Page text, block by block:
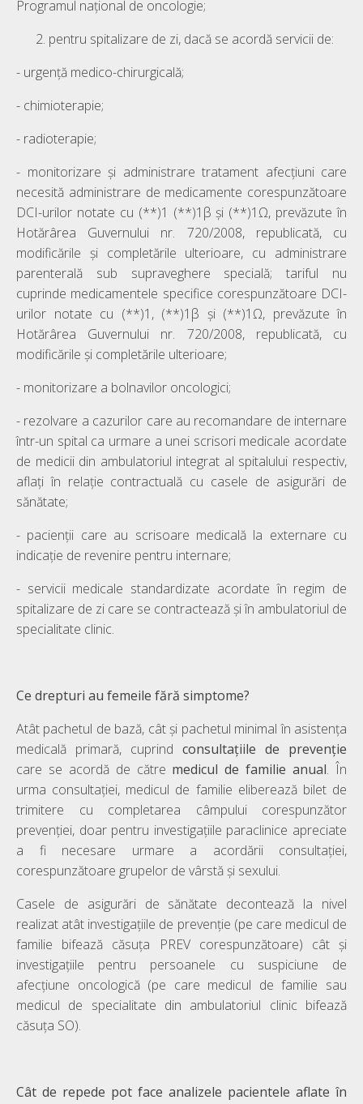
Programul naţional de oncologie;
pentru spitalizare de zi, dacă se acordă servicii de:
- urgenţă medico-chirurgicală;
- chimioterapie;
- radioterapie;
- monitorizare şi administrare tratament afecţiuni care
necesită administrare de medicamente corespunzătoare
DCI-urilor notate cu (**)1 (**)1β şi (**)1Ω, prevăzute în
Hotărârea Guvernului nr. 720/2008, republicată, cu
modificările şi completările ulterioare, cu administrare
parenterală sub supraveghere specială; tariful nu
cuprinde medicamentele specifice corespunzătoare DCI-
urilor notate cu (**)1, (**)1β şi (**)1Ω, prevăzute în
Hotărârea Guvernului nr. 720/2008, republicată, cu
modificările şi completările ulterioare;
- monitorizare a bolnavilor oncologici;
- rezolvare a cazurilor care au recomandare de internare
într-un spital ca urmare a unei scrisori medicale acordate
de medicii din ambulatoriul integrat al spitalului respectiv,
aflaţi în relaţie contractuală cu casele de asigurări de
sănătate;
- pacienţii care au scrisoare medicală la externare cu
indicaţie de revenire pentru internare;
- servicii medicale standardizate acordate în regim de
spitalizare de zi care se contractează şi în ambulatoriul de
specialitate clinic.
Ce drepturi au femeile fără simptome?
Atât pachetul de bază, cât și pachetul minimal în asistența
medicală primară, cuprind consultațiile de prevenție
care se acordă de către medicul de familie anual. În
urma consultației, medicul de familie eliberează bilet de
trimitere cu completarea câmpului corespunzător
prevenţiei, doar pentru investigaţiile paraclinice apreciate
a fi necesare urmare a acordării consultaţiei,
corespunzătoare grupelor de vârstă şi sexului.
Casele de asigurări de sănătate decontează la nivel
realizat atât investigațiile de prevenție (pe care medicul de
familie bifează căsuța PREV corespunzătoare) cât și
investigațiile pentru persoanele cu suspiciune de
afecţiune oncologică (pe care medicul de familie sau
medicul de specialitate din ambulatoriul clinic bifează
căsuța SO).
Cât de repede pot face analizele pacientele aflate în